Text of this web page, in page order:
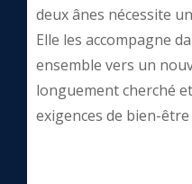
deux ânes nécessite
Elle les accompagne
ensemble vers un
longuement cherché
exigences de bien-